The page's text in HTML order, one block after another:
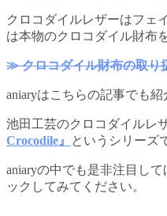
クロコダイルレザーはフェ
は本物のクロコダイル財布
≫ クロコダイル財布の取り
aniaryはこちらの記事でも紹
池田工芸のクロコダイルレ
Crocodile』
というシリーズ
aniaryの中でも是非注目し
ックしてみてください。